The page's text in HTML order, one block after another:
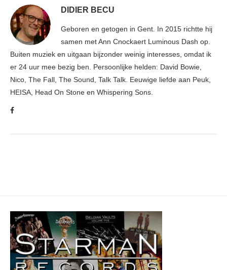
DIDIER BECU
Geboren en getogen in Gent. In 2015 richtte hij
samen met Ann Cnockaert Luminous Dash op.
Buiten muziek en uitgaan bijzonder weinig interesses, omdat ik
er 24 uur mee bezig ben. Persoonlijke helden: David Bowie,
Nico, The Fall, The Sound, Talk Talk. Eeuwige liefde aan Peuk,
HEISA, Head On Stone en Whispering Sons.